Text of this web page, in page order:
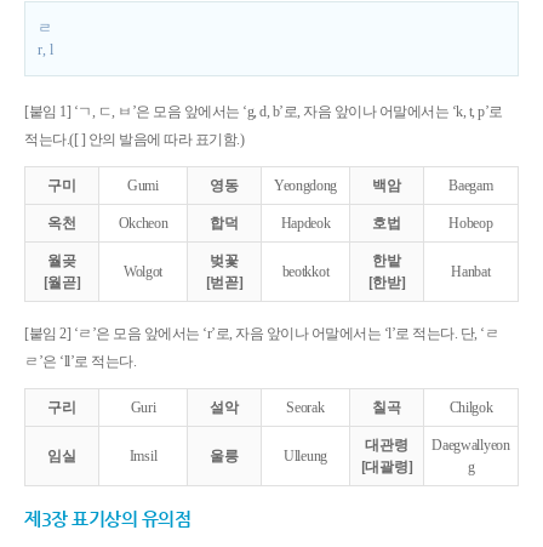
ㄹ
r, l
[붙임 1] ‘ㄱ, ㄷ, ㅂ’은 모음 앞에서는 ‘g, d, b’로, 자음 앞이나 어말에서는 ‘k, t, p’로
적는다.([ ] 안의 발음에 따라 표기함.)
구미 Gumi 영동 Yeongdong 백암 Baegam
옥천 Okcheon 합덕 Hapdeok 호법 Hobeop
월곶
[월곧]
Wolgot
벚꽃
[벋꼳]
beotkkot
한밭
[한받]
Hanbat
[붙임 2] ‘ㄹ’은 모음 앞에서는 ‘r’로, 자음 앞이나 어말에서는 ‘l’로 적는다. 단, ‘ㄹ
ㄹ’은 ‘ll’로 적는다.
구리 Guri 설악 Seorak 칠곡 Chilgok
임실 Imsil 울릉 Ulleung
대관령
[대괄령]
Daegwallyeon
g
제3장 표기상의 유의점